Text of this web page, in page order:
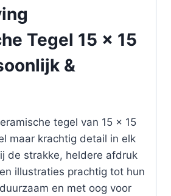
Tegel 15 x 15
&
tegel van 15 x 15
maar krachtig detail in elk
de strakke, heldere afdruk
illustraties prachtig tot hun
en met oog voor